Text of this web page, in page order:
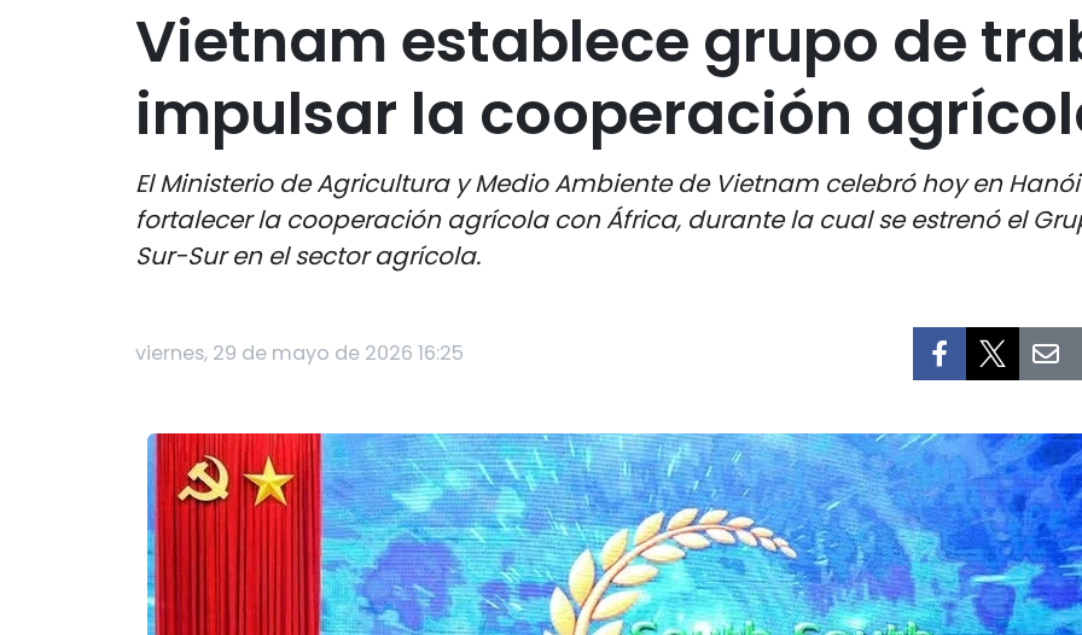
Vietnam establece grupo de
impulsar la cooperación
El Ministerio de Agricultura y Medio Ambiente de Vietnam celebró hoy en
fortalecer la cooperación agrícola con África, durante la cual se estrenó el
Sur-Sur en el sector agrícola.
viernes, 29 de mayo de 2026 16:25